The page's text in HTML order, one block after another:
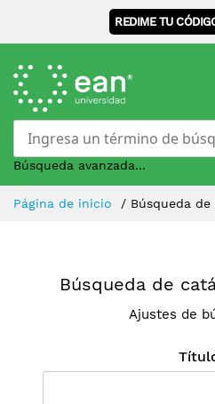
REDIME TU
Búsqueda avanzada...
Skip
Página de inicio Búsqueda
Búsqueda de
Ajustes de